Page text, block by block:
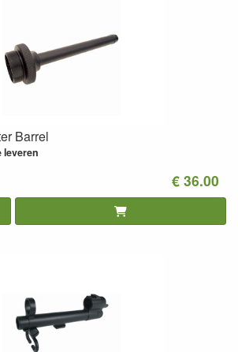
Barrel
leveren
€ 36.00